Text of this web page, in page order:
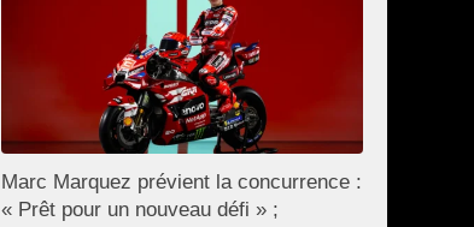
Marc Marquez prévient la concurrence :
« Prêt pour un nouveau défi » ;